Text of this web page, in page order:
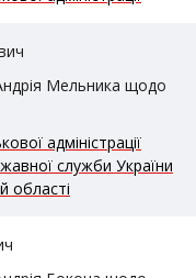
Мельника щодо
адміністрації
служби України
області